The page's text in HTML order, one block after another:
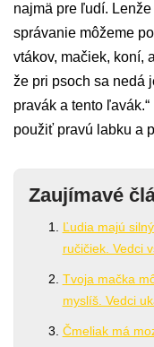
najmä pre ľudí.
správanie môžeme
vtákov, mačiek, koní,
že pri psoch sa nedá
pravák a tento
použiť pravú labku a
Zaujímavé
Ľudia majú
ručičiek. Vedci
Tvoja mačka
myslíš. Vedci
Čmeliak má